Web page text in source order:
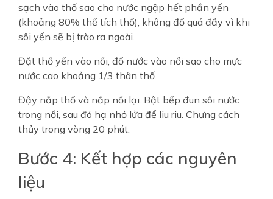
sạch vào thố sao cho nước ngập hết phần yến
(khoảng 80% thể tích thố), không đổ quá đầy vì khi
sôi yến sẽ bị trào ra ngoài.
Đặt thố yến vào nồi, đổ nước vào nồi sao cho mực
nước cao khoảng 1/3 thân thố.
Đậy nắp thố và nắp nồi lại. Bật bếp đun sôi nước
trong nồi, sau đó hạ nhỏ lửa để liu riu. Chưng cách
thủy trong vòng 20 phút.
Bước 4: Kết hợp các nguyên
liệu